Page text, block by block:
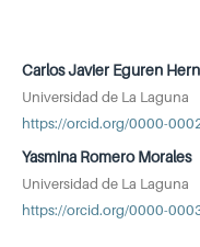
Carlos Javier Eguren
Universidad de La Laguna
https://orcid.org/0000-
Yasmina Romero Morales
Universidad de La Laguna
https://orcid.org/0000-